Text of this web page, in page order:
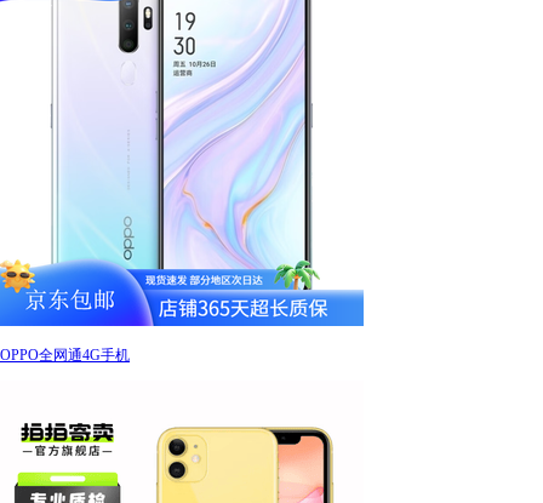
OPPO全网通4G手机